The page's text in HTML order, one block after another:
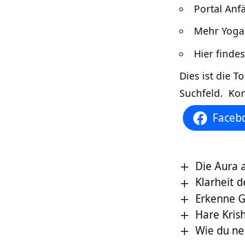
Portal
Mehr
Hier
Dies ist die
Suchfeld.
Die Aura
Klarheit
Erkenne
Hare
Wie du